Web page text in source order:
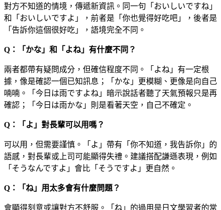
對方不知道的情境，傳遞新資訊。同一句「おいしいですね」
和「おいしいですよ」，前者是「你也覺得好吃吧」，後者是
「告訴你這個很好吃」，語境完全不同。
Q：「かな」和「よね」有什麼不同？
兩者都帶有疑問成分，但確信程度不同。「よね」有一定根
據，像是確認一個已知訊息；「かな」更模糊、更像是向自己
喃喃。「今日は雨ですよね」暗示說話者聽了天氣預報只是再
確認；「今日は雨かな」則是看著天空，自己不確定。
Q：「よ」對長輩可以用嗎？
可以用，但需要謹慎。「よ」帶有「你不知道，我告訴你」的
語感，對長輩或上司可能顯得失禮。建議搭配謙遜表現，例如
「そうなんですよ」會比「そうですよ」更自然。
Q：「ね」用太多會有什麼問題？
會顯得刻意或讓對方不舒服。「ね」的過用是日文學習者的常